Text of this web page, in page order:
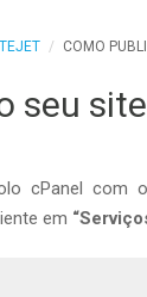
/ COMO
seu
cPanel com
em